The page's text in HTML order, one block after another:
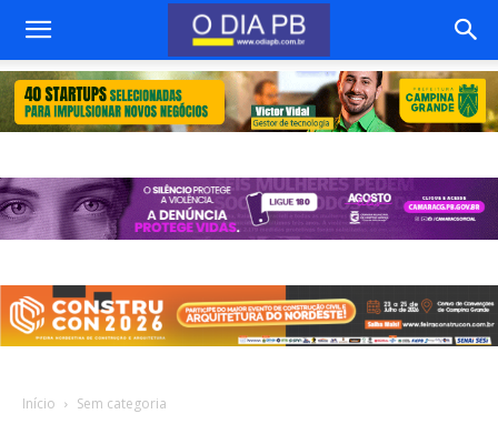
Início Sem categoria